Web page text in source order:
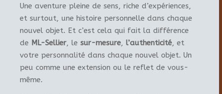
Une aventure pleine de sens, riche d’expériences,
et surtout, une histoire personnelle dans chaque
nouvel objet. Et c’est cela qui fait la différence
de ML-Sellier, le sur-mesure, l’authenticité, et
votre personnalité dans chaque nouvel objet. Un
peu comme une extension ou le reflet de vous-
même.